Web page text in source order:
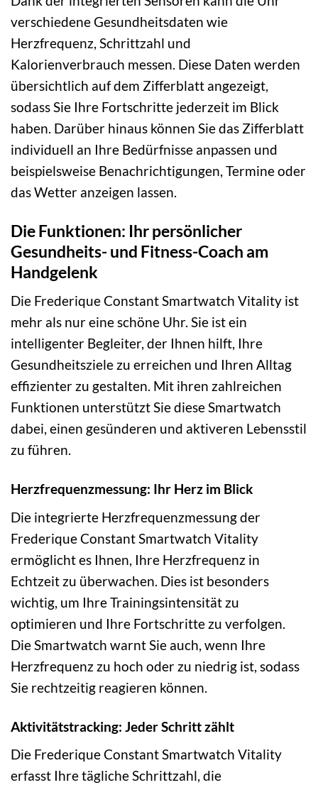
verschiedene Gesundheitsdaten wie
Herzfrequenz, Schrittzahl und
Kalorienverbrauch messen. Diese Daten werden
übersichtlich auf dem Zifferblatt angezeigt,
sodass Sie Ihre Fortschritte jederzeit im Blick
haben. Darüber hinaus können Sie das Zifferblatt
individuell an Ihre Bedürfnisse anpassen und
beispielsweise Benachrichtigungen, Termine oder
das Wetter anzeigen lassen.
Die Funktionen: Ihr persönlicher
Gesundheits- und Fitness-Coach am
Handgelenk
Die Frederique Constant Smartwatch Vitality ist
mehr als nur eine schöne Uhr. Sie ist ein
intelligenter Begleiter, der Ihnen hilft, Ihre
Gesundheitsziele zu erreichen und Ihren Alltag
effizienter zu gestalten. Mit ihren zahlreichen
Funktionen unterstützt Sie diese Smartwatch
dabei, einen gesünderen und aktiveren Lebensstil
zu führen.
Herzfrequenzmessung: Ihr Herz im Blick
Die integrierte Herzfrequenzmessung der
Frederique Constant Smartwatch Vitality
ermöglicht es Ihnen, Ihre Herzfrequenz in
Echtzeit zu überwachen. Dies ist besonders
wichtig, um Ihre Trainingsintensität zu
optimieren und Ihre Fortschritte zu verfolgen.
Die Smartwatch warnt Sie auch, wenn Ihre
Herzfrequenz zu hoch oder zu niedrig ist, sodass
Sie rechtzeitig reagieren können.
Aktivitätstracking: Jeder Schritt zählt
Die Frederique Constant Smartwatch Vitality
erfasst Ihre tägliche Schrittzahl, die